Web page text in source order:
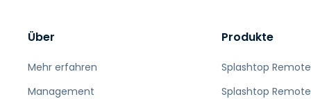
Über
Mehr erfahren
Management
Produkte
Splashtop
Splashtop